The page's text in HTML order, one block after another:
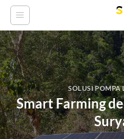
Skip
content
SOLUSI POMPA
Smart Farming